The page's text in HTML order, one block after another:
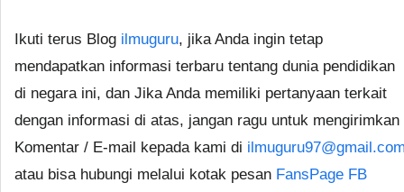
Ikuti terus Blog ilmuguru, jika Anda ingin tetap
mendapatkan informasi terbaru tentang dunia pendidikan
di negara ini, dan Jika Anda memiliki pertanyaan terkait
dengan informasi di atas, jangan ragu untuk mengirimkan
Komentar / E-mail kepada kami di
atau bisa hubungi melalui kotak pesan FansPage FB